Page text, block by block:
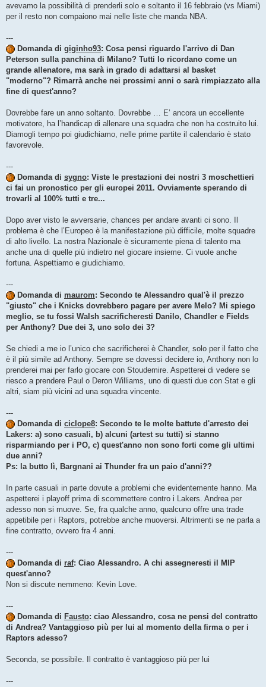
avevamo la possibilità di prenderli solo e soltanto il 16 febbraio (vs Miami)
per il resto non compaiono mai nelle liste che manda NBA.
---
Domanda di giginho93: Cosa pensi riguardo l'arrivo di Dan
Peterson sulla panchina di Milano? Tutti lo ricordano come un
grande allenatore, ma sarà in grado di adattarsi al basket
"moderno"? Rimarrà anche nei prossimi anni o sarà rimpiazzato alla
fine di quest'anno?
Dovrebbe fare un anno soltanto. Dovrebbe … E’ ancora un eccellente
motivatore, ha l’handicap di allenare una squadra che non ha costruito lui.
Diamogli tempo poi giudichiamo, nelle prime partite il calendario è stato
favorevole.
---
Domanda di sygno: Viste le prestazioni dei nostri 3 moschettieri
ci fai un pronostico per gli europei 2011. Ovviamente sperando di
trovarli al 100% tutti e tre...
Dopo aver visto le avversarie, chances per andare avanti ci sono. Il
problema è che l’Europeo è la manifestazione più difficile, molte squadre
di alto livello. La nostra Nazionale è sicuramente piena di talento ma
anche una di quelle più indietro nel giocare insieme. Ci vuole anche
fortuna. Aspettiamo e giudichiamo.
---
Domanda di maurom: Secondo te Alessandro qual'è il prezzo
"giusto" che i Knicks dovrebbero pagare per avere Melo? Mi spiego
meglio, se tu fossi Walsh sacrificheresti Danilo, Chandler e Fields
per Anthony? Due dei 3, uno solo dei 3?
Se chiedi a me io l’unico che sacrificherei è Chandler, solo per il fatto che
è il più simile ad Anthony. Sempre se dovessi decidere io, Anthony non lo
prenderei mai per farlo giocare con Stoudemire. Aspetterei di vedere se
riesco a prendere Paul o Deron Williams, uno di questi due con Stat e gli
altri, siam più vicini ad una squadra vincente.
---
Domanda di ciclope8: Secondo te le molte battute d'arresto dei
Lakers: a) sono casuali, b) alcuni (artest su tutti) si stanno
risparmiando per i PO, c) quest'anno non sono forti come gli ultimi
due anni?
Ps: la butto lì, Bargnani ai Thunder fra un paio d'anni??
In parte casuali in parte dovute a problemi che evidentemente hanno. Ma
aspetterei i playoff prima di scommettere contro i Lakers. Andrea per
adesso non si muove. Se, fra qualche anno, qualcuno offre una trade
appetibile per i Raptors, potrebbe anche muoversi. Altrimenti se ne parla a
fine contratto, ovvero fra 4 anni.
---
Domanda di raf: Ciao Alessandro. A chi assegneresti il MIP
quest'anno?
Non si discute nemmeno: Kevin Love.
---
Domanda di Fausto: ciao Alessandro, cosa ne pensi del contratto
di Andrea? Vantaggioso più per lui al momento della firma o per i
Raptors adesso?
Seconda, se possibile. Il contratto è vantaggioso più per lui
---